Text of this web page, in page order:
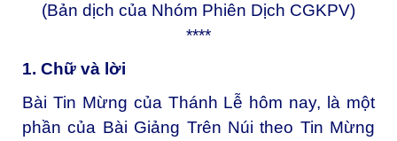
(Bản dịch của Nhóm Phiên Dịch CGKPV)
****
1. Chữ và lời
Bài Tin Mừng của Thánh Lễ hôm nay, là một
phần của Bài Giảng Trên Núi theo Tin Mừng